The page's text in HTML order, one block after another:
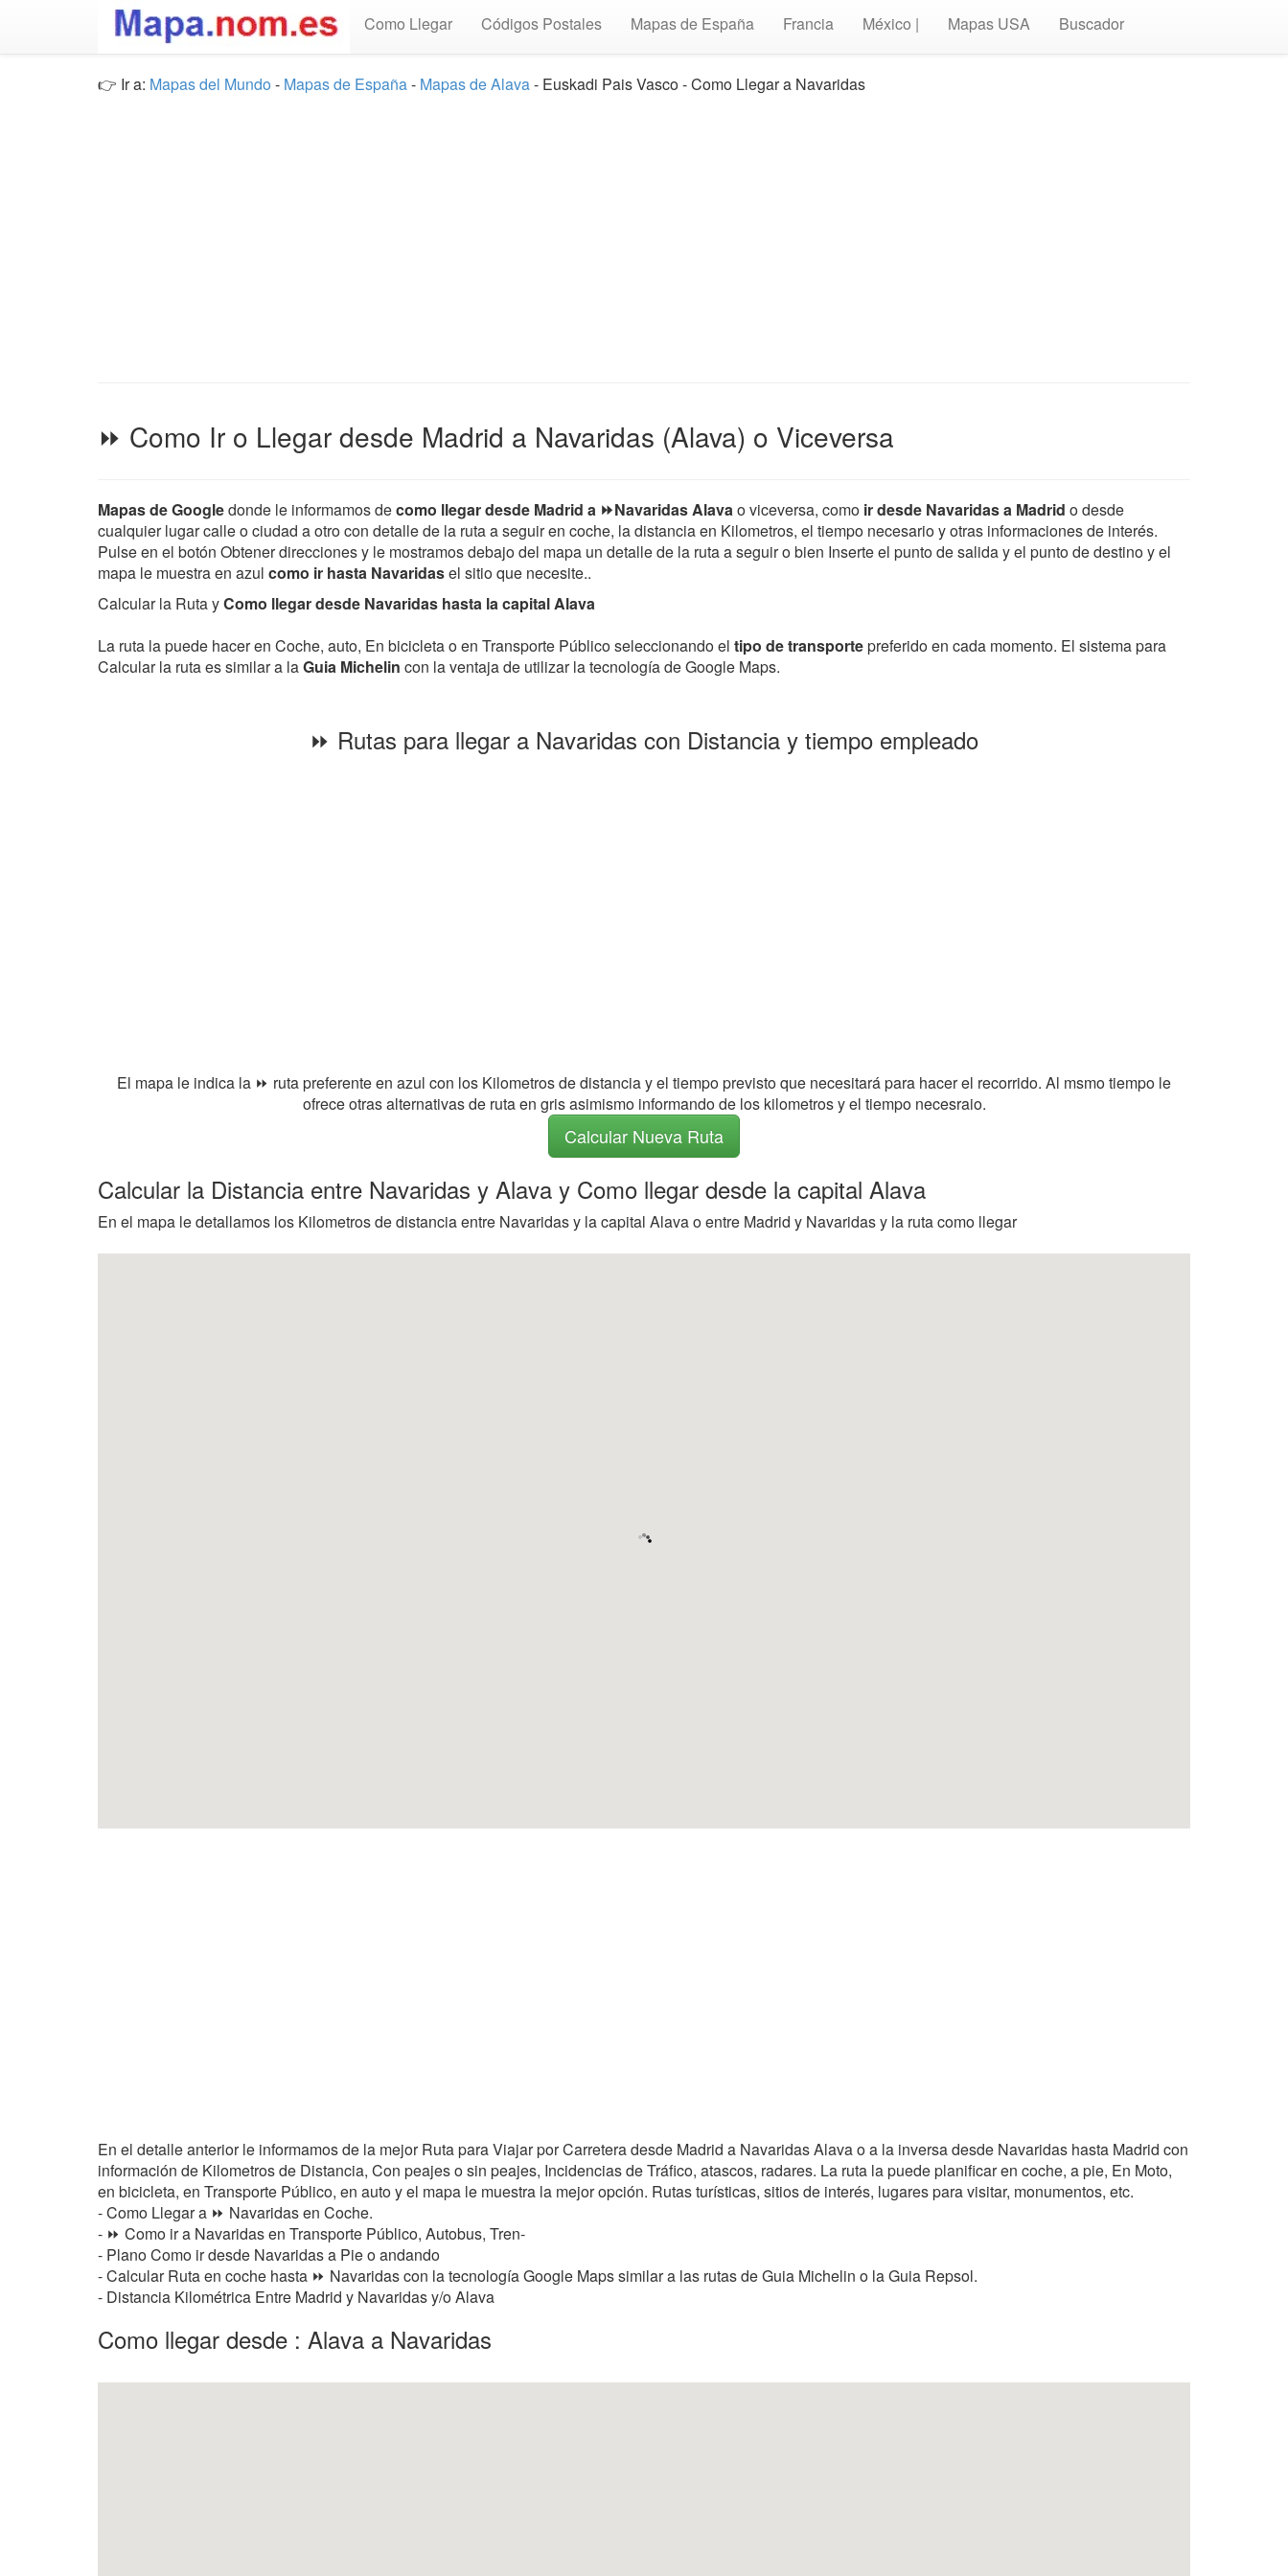
Como Llegar Códigos Postales Mapas de España Francia México | Mapas USA Buscador
👉 Ir a: Mapas del Mundo - Mapas de España- Mapas de Alava- Euskadi Pais Vasco - Como Llegar a Navaridas
⏩ Como Ir o Llegar desde Madrid a Navaridas (Alava) o Viceversa
Mapas de Googledonde le informamos decomo llegar desde Madrid a ⏩Navaridas Alavao viceversa, como ir desde Navaridas a Madrid o desde
cualquier lugar calle o ciudad a otro con detalle de la ruta a seguir en coche, la distancia en Kilometros, el tiempo necesario y otras informaciones de interés.
Pulse en el botón Obtener direcciones y le mostramos debajo del mapa un detalle de la ruta a seguir o bien Inserte el punto de salida y el punto de destino y el
mapa le muestra en azul como ir hasta Navaridasel sitio que necesite..
Calcular la Ruta yComo llegar desde Navaridas hasta la capital Alava
La ruta la puede hacer en Coche, auto, En bicicleta o en Transporte Público seleccionando el tipo de transportepreferido en cada momento. El sistema para
Calcular la ruta es similar a laGuia Michelin con la ventaja de utilizar la tecnología de Google Maps.
⏩ Rutas para llegar a Navaridas con Distancia y tiempo empleado
El mapa le indica la ⏩ ruta preferente en azul con los Kilometros de distancia y el tiempo previsto que necesitará para hacer el recorrido. Al msmo tiempo le
ofrece otras alternativas de ruta en gris asimismo informando de los kilometros y el tiempo necesraio.
Calcular Nueva Ruta
Calcular la Distancia entre Navaridas y Alava y Como llegar desde la capital Alava
En el mapa le detallamos los Kilometros de distancia entre Navaridas y la capital Alava o entre Madrid y Navaridas y la ruta como llegar
En el detalle anterior le informamos de la mejor Ruta para Viajar por Carretera desde Madrid a Navaridas Alava o a la inversa desde Navaridas hasta Madrid con
información de Kilometros de Distancia, Con peajes o sin peajes, Incidencias de Tráfico, atascos, radares. La ruta la puede planificar en coche, a pie, En Moto,
en bicicleta, en Transporte Público, en auto y el mapa le muestra la mejor opción. Rutas turísticas, sitios de interés, lugares para visitar, monumentos, etc.
- Como Llegar a ⏩ Navaridas en Coche.
- ⏩ Como ir a Navaridas en Transporte Público, Autobus, Tren-
- Plano Como ir desde Navaridas a Pie o andando
- Calcular Ruta en coche hasta ⏩ Navaridas con la tecnología Google Maps similar a las rutas de Guia Michelin o la Guia Repsol.
- Distancia Kilométrica Entre Madrid y Navaridas y/o Alava
Como llegar desde : Alava a Navaridas